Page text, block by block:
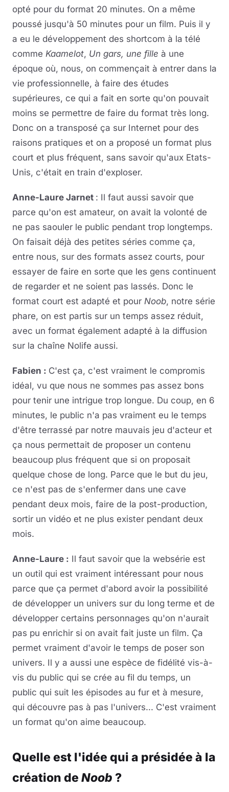
opté pour du format 20 minutes. On a même
poussé jusqu'à 50 minutes pour un film. Puis il y
a eu le développement des shortcom à la télé
comme Kaamelot, Un gars, une fille à une
époque où, nous, on commençait à entrer dans la
vie professionnelle, à faire des études
supérieures, ce qui a fait en sorte qu'on pouvait
moins se permettre de faire du format très long.
Donc on a transposé ça sur Internet pour des
raisons pratiques et on a proposé un format plus
court et plus fréquent, sans savoir qu'aux Etats-
Unis, c'était en train d'exploser.
Anne-Laure Jarnet : Il faut aussi savoir que
parce qu'on est amateur, on avait la volonté de
ne pas saouler le public pendant trop longtemps.
On faisait déjà des petites séries comme ça,
entre nous, sur des formats assez courts, pour
essayer de faire en sorte que les gens continuent
de regarder et ne soient pas lassés. Donc le
format court est adapté et pour Noob, notre série
phare, on est partis sur un temps assez réduit,
avec un format également adapté à la diffusion
sur la chaîne Nolife aussi.
Fabien : C'est ça, c'est vraiment le compromis
idéal, vu que nous ne sommes pas assez bons
pour tenir une intrigue trop longue. Du coup, en 6
minutes, le public n'a pas vraiment eu le temps
d'être terrassé par notre mauvais jeu d'acteur et
ça nous permettait de proposer un contenu
beaucoup plus fréquent que si on proposait
quelque chose de long. Parce que le but du jeu,
ce n'est pas de s'enfermer dans une cave
pendant deux mois, faire de la post-production,
sortir un vidéo et ne plus exister pendant deux
mois.
Anne-Laure : Il faut savoir que la websérie est
un outil qui est vraiment intéressant pour nous
parce que ça permet d'abord avoir la possibilité
de développer un univers sur du long terme et de
développer certains personnages qu'on n'aurait
pas pu enrichir si on avait fait juste un film. Ça
permet vraiment d'avoir le temps de poser son
univers. Il y a aussi une espèce de fidélité vis-à-
vis du public qui se crée au fil du temps, un
public qui suit les épisodes au fur et à mesure,
qui découvre pas à pas l'univers... C'est vraiment
un format qu'on aime beaucoup.
Quelle est l'idée qui a présidée à la
création de Noob ?